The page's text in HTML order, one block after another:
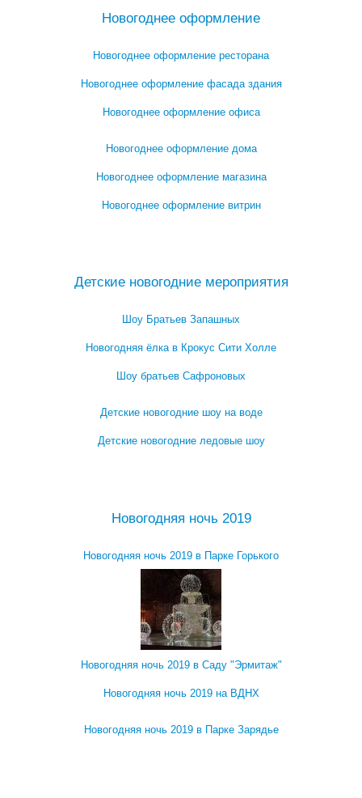
Новогоднее оформление
Новогоднее оформление ресторана
Новогоднее оформление фасада здания
Новогоднее оформление офиса
Новогоднее оформление дома
Новогоднее оформление магазина
Новогоднее оформление витрин
Детские новогодние мероприятия
Шоу Братьев Запашных
Новогодняя ёлка в Крокус Сити Холле
Шоу братьев Сафроновых
Детские новогодние шоу на воде
Детские новогодние ледовые шоу
Новогодняя ночь 2019
Новогодняя ночь 2019 в Парке Горького
Новогодняя ночь 2019 в Саду "Эрмитаж"
Новогодняя ночь 2019 на ВДНХ
Новогодняя ночь 2019 в Парке Зарядье